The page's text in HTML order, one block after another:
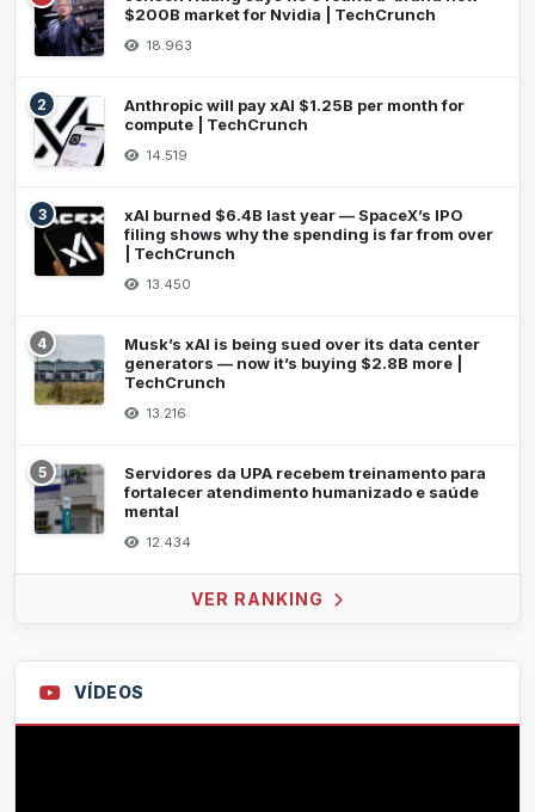
$200B market for Nvidia | TechCrunch
18.963
2
Anthropic will pay xAI $1.25B per month for
compute | TechCrunch
14.519
3
xAI burned $6.4B last year — SpaceX’s IPO
filing shows why the spending is far from over
| TechCrunch
13.450
4
Musk’s xAI is being sued over its data center
generators — now it’s buying $2.8B more |
TechCrunch
13.216
5
Servidores da UPA recebem treinamento para
fortalecer atendimento humanizado e saúde
mental
12.434
VER RANKING
VÍDEOS